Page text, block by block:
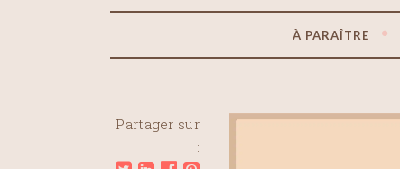
À PARAÎTRE
Partager sur
: